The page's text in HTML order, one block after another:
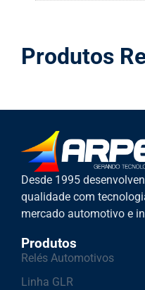
Produtos
Desde 1995
qualidade com
mercado automotivo e
Produtos
Relés Automotivos
Linha GLR